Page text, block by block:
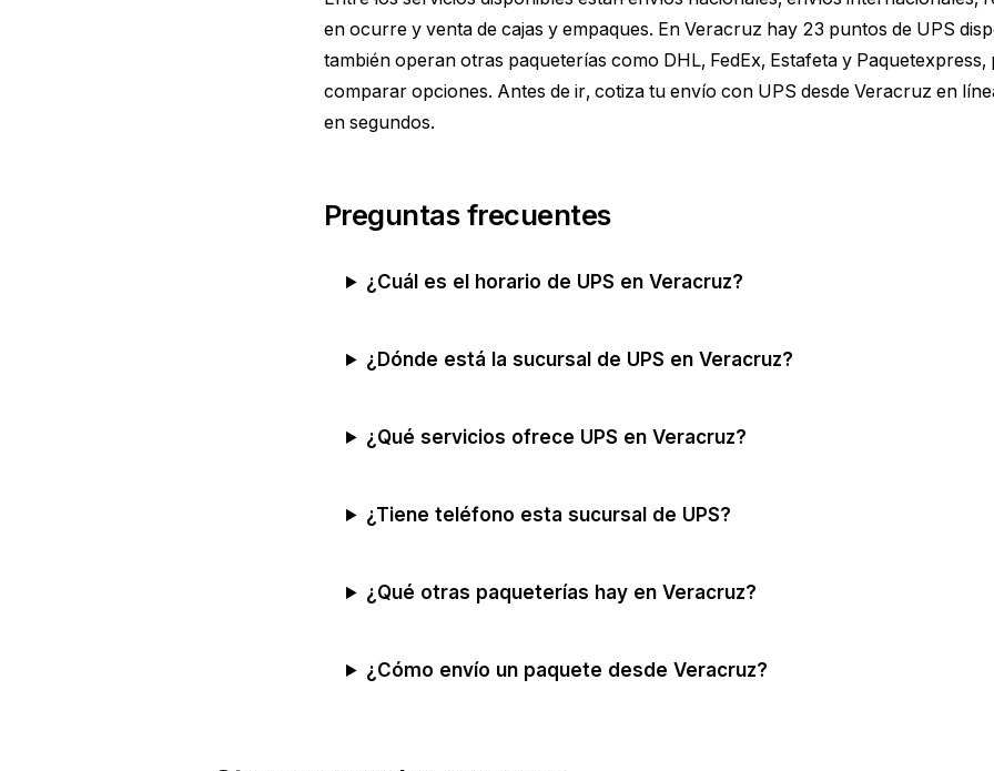
en ocurre y venta de cajas y empaques. En Veracruz hay 23 puntos de UPS
también operan otras paqueterías como DHL, FedEx, Estafeta y Paquetexpress,
comparar opciones. Antes de ir, cotiza tu envío con UPS desde Veracruz en
en segundos.
Preguntas frecuentes
¿Cuál es el horario de UPS en Veracruz?
¿Dónde está la sucursal de UPS en Veracruz?
¿Qué servicios ofrece UPS en Veracruz?
¿Tiene teléfono esta sucursal de UPS?
¿Qué otras paqueterías hay en Veracruz?
¿Cómo envío un paquete desde Veracruz?